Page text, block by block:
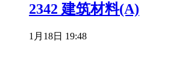
2342 建筑材料(A)
1月18日 19:48